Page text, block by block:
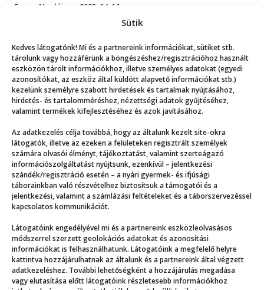
Sütik
Kedves látogatónk! Mi és a partnereink információkat, sütiket stb.
tárolunk vagy hozzáférünk a böngészéshez/regisztrációhoz használt
eszközön tárolt információkhoz, illetve személyes adatokat (egyedi
azonosítókat, az eszköz által küldött alapvető információkat stb.)
kezelünk személyre szabott hirdetések és tartalmak nyújtásához,
hirdetés- és tartalomméréshez, nézettségi adatok gyűjtéséhez,
valamint termékek kifejlesztéséhez és azok javításához.
Az adatkezelés célja továbbá, hogy az általunk kezelt site-okra
látogatók, illetve az ezeken a felületeken regisztrált személyek
számára olvasói élményt, tájékoztatást, valamint szerteágazó
információszolgáltatást nyújtsunk, ezenkívül – jelentkezési
szándék/regisztráció esetén – a nyári gyermek- és ifjúsági
táborainkban való részvételhez biztosítsuk a támogatói és a
jelentkezési, valamint a számlázási feltételeket és a táborszervezéssel
kapcsolatos kommunikációt.
Látogatóink engedélyével mi és a partnereink eszközleolvasásos
módszerrel szerzett geolokációs adatokat és azonosítási
információkat is felhasználhatunk. Látogatóink a megfelelő helyre
kattintva hozzájárulhatnak az általunk és a partnereink által végzett
adatkezeléshez. További lehetőségként a hozzájárulás megadása
vagy elutasítása előtt látogatóink részletesebb információkhoz
Emma Naplója 2023. 04. 16.
Még több